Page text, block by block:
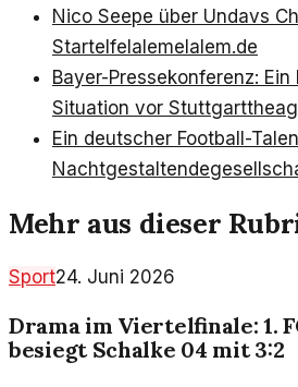
Nico Seepe über Undavs
Startelfelalemelalem.de
Bayer-Pressekonferenz: Ein
Situation vor Stuttgart
Ein deutscher Football-
Nacht
Mehr aus dieser
Sport24. Juni 2026
Drama im Viertelfinale: 1.
besiegt Schalke 04 mit 3:2